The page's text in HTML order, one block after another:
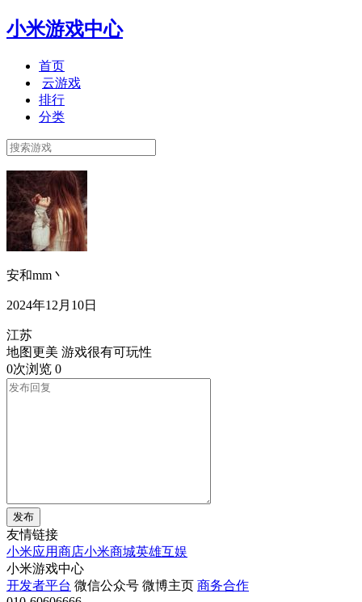
小米游戏中心
首页
云游戏
排行
分类
安和mm丶
2024年12月10日
江苏
地图更美 游戏很有可玩性
0次浏览 0
发布
友情链接
小米应用商店小米商城英雄互娱
小米游戏中心
开发者平台 微信公众号 微博主页 商务合作